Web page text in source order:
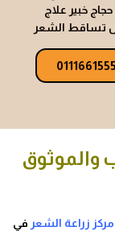
حجاج خبير علاج
تساقط الشعر
والموثوق
مركز زراعة الشعر في